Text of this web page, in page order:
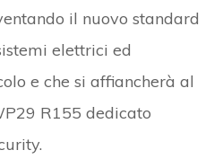
il nuovo standard
elettrici ed
e che si affiancherà al
R155 dedicato